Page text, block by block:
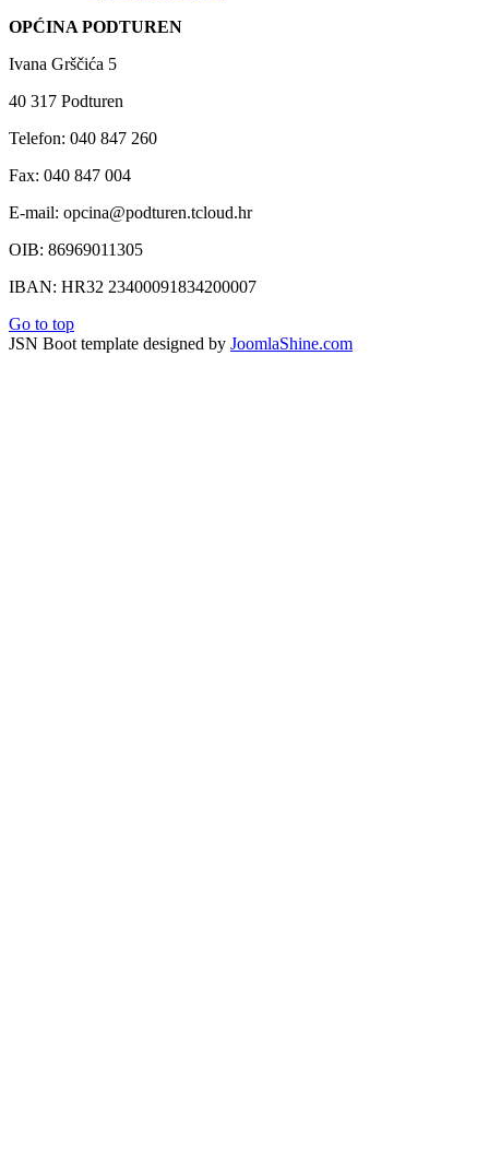
OPĆINA PODTUREN
Ivana Grščića 5
40 317 Podturen
Telefon: 040 847 260
Fax: 040 847 004
E-mail: opcina@podturen.tcloud.hr
OIB: 86969011305
IBAN: HR32 23400091834200007
Go to top
JSN Boot template designed by JoomlaShine.com